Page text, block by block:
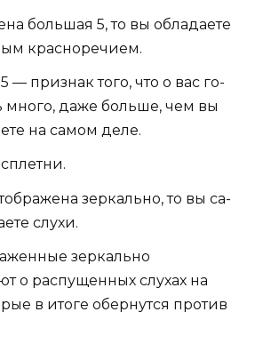
большая 5, то вы обладаете
крас­но­речием.
— признак того, что о вас го­
много, даже больше, чем вы
на самом деле.
зеркально, то вы са­
слухи.
зеркально
о рас­пу­щен­ных слу­хах на
в итоге обернутся про­тив